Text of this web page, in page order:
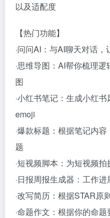
以及适配度
【热门功能】
·问问AI：与AI聊天对话
·思维导图：AI帮你梳理
图
·小红书笔记：生成小红
emoji
·爆款标题：根据笔记内
题
·短视频脚本：为短视频
·日报周报生成器：工作
·改写简历：根据STAR原
·命题作文：根据你的命